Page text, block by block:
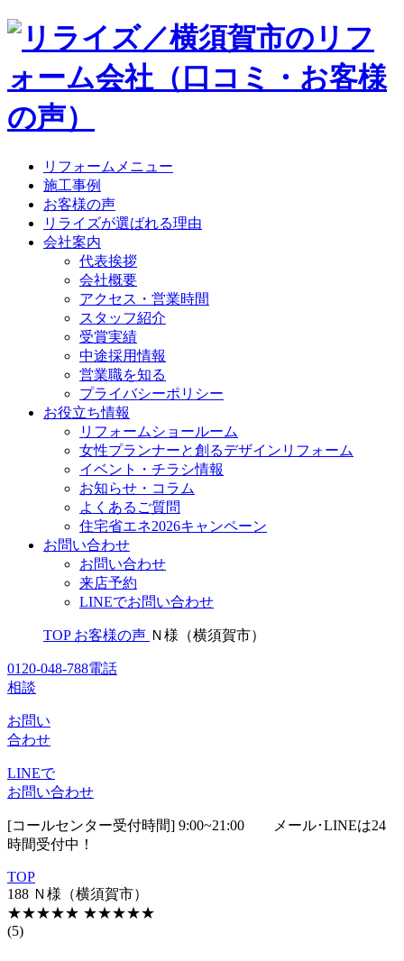
リフォームメニュー
施工事例
お客様の声
リライズが選ばれる理由
会社案内
代表挨拶
会社概要
アクセス・営業時間
スタッフ紹介
受賞実績
中途採用情報
営業職を知る
プライバシーポリシー
お役立ち情報
リフォームショールーム
女性プランナーと創るデザインリフォーム
イベント・チラシ情報
お知らせ・コラム
よくあるご質問
住宅省エネ2026キャンペーン
お問い合わせ
お問い合わせ
来店予約
LINEでお問い合わせ
TOP お客様の声 Ｎ様（横須賀市）
0120-048-788電話
相談
お問い
合わせ
LINEで
お問い合わせ
[コールセンター受付時間] 9:00~21:00 メール･LINEは24
時間受付中！
TOP
188 Ｎ様（横須賀市）
★★★★★ ★★★★★
(5)